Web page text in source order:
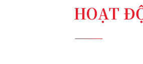
HOẠT